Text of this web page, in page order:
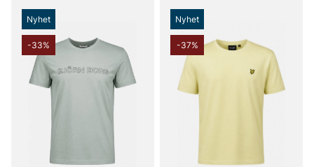
Nyhet
-33%
Nyhet
-37%